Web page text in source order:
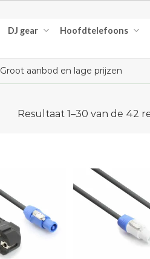
DJ gear Hoofdtelefoons
Groot aanbod en lage prijzen
Resultaat 1–30 van de 42